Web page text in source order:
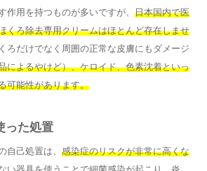
作用を持つものが多いですが、 日本国内で医
くろ除去専用クリームはほとんど存在しませ
ろだけでなく周囲の正常な皮膚にもダメージ
によるやけど）、ケロイド、色素沈着といっ
可能性があります。
った処置
自己処置は、 感染症のリスクが非常に高くな